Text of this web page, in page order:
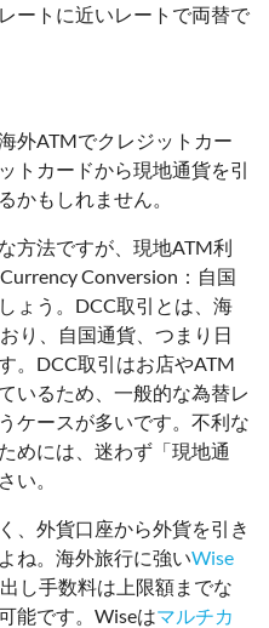
ートに近いレートで両替で
外ATMでクレジットカー
トカードから現地通貨を引
かもしれません。
方法ですが、現地ATM利
Conversion：自国
ょう。DCC取引とは、海
り、自国通貨、つまり日
。DCC取引はお店やATM
いるため、一般的な為替レ
ケースが多いです。不利な
めには、迷わず「現地通
い。
、外貨口座から外貨を引き
ね。海外旅行に強いWise
し手数料は上限額までな
能です。Wiseはマルチカ